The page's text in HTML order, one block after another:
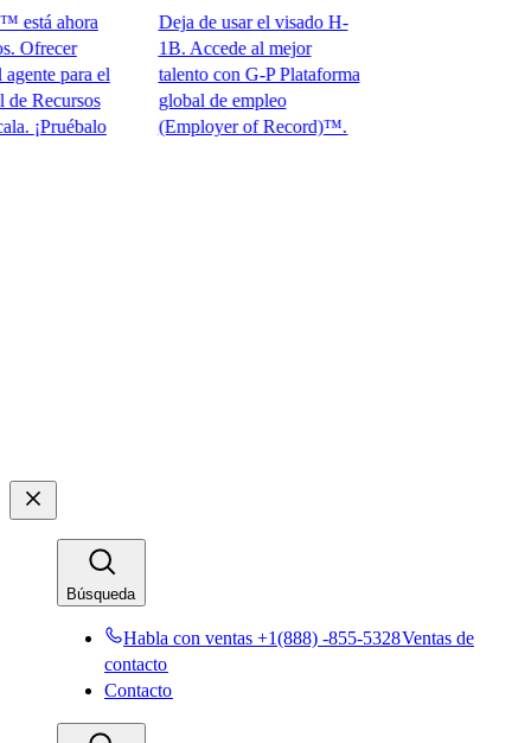
ahora
para el
Deja de usar el visado H-
1B. Accede al mejor
talento con G-P Plataforma
global de empleo
(Employer of Record)™.​​
Búsqueda​​
Habla con ventas +1(888) -855-5328​​Ventas de
contacto​​
Contacto​​